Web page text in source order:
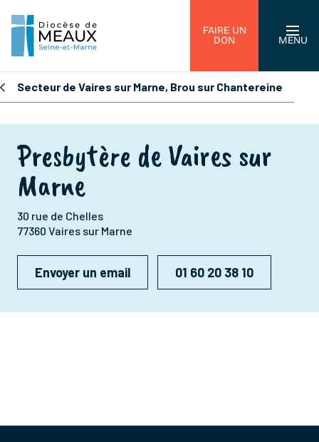
FAIRE UN
DON
MENU
Secteur de Vaires sur Marne, Brou sur Chantereine
Presbytère de Vaires sur
Marne
30 rue de Chelles
77360 Vaires sur Marne
Envoyer un email 01 60 20 38 10